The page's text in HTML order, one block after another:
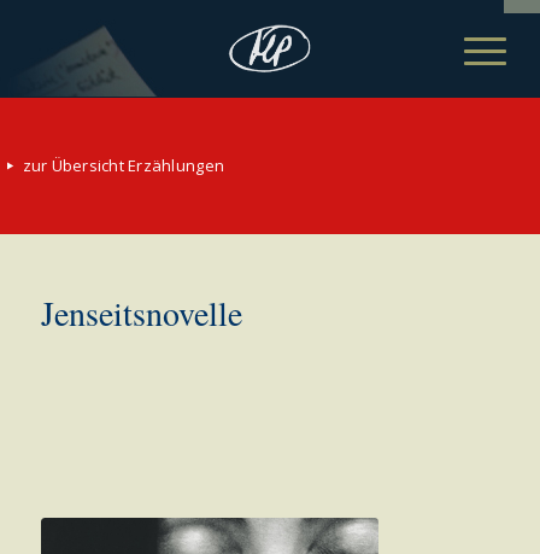
zur Übersicht Erzählungen
Jenseitsnovelle